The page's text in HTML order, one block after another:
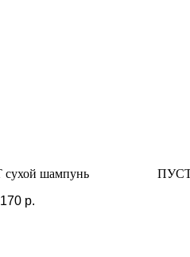
шампунь
р.